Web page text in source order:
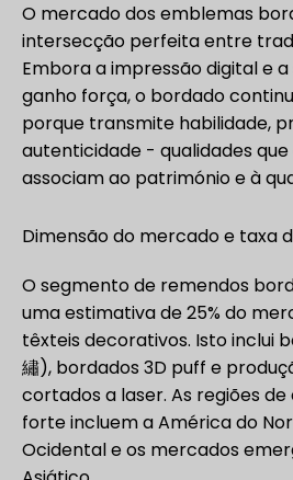
O mercado dos emblemas
intersecção perfeita entre
Embora a impressão digital e
ganho força, o bordado
porque transmite habilidade,
autenticidade - qualidades
associam ao património e à
Dimensão do mercado e taxa
O segmento de remendos
uma estimativa de 25% do
têxteis decorativos. Isto inclui
繡), bordados 3D puff e
cortados a laser. As regiões
forte incluem a América do
Ocidental e os mercados